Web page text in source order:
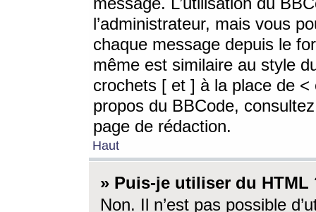
l’administrateur, mais vous
chaque message depuis le
même est similaire au style
crochets [ et ] à la place de <
propos du BBCode,
page de rédaction.
Haut
» Puis-je utiliser du HTML
Non. Il n’est pas possible